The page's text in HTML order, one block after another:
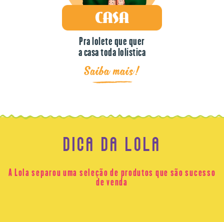
Pra lolete que quer
a casa toda lolística
Saiba mais!
DICA DA LOLA
A Lola separou uma seleção de produtos que são sucesso
de venda